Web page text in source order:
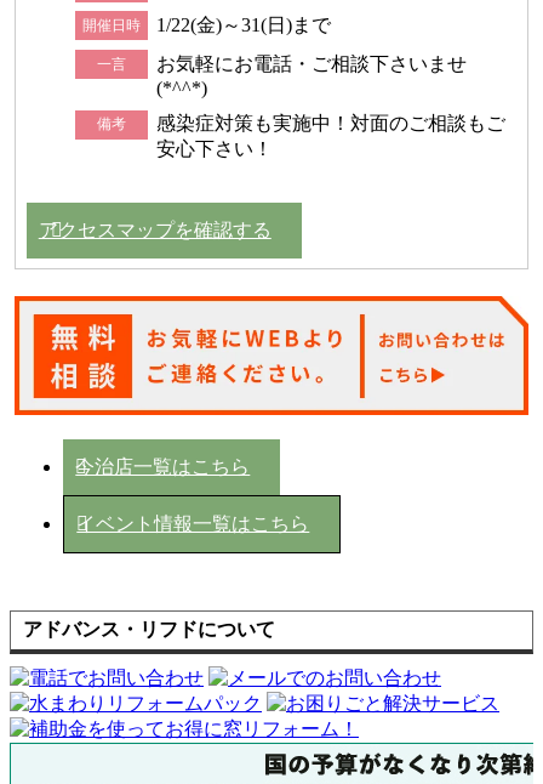
開催日時 1/22(金)～31(日)まで
一言
お気軽にお電話・ご相談下さいませ
(*^^*)
備考
感染症対策も実施中！対面のご相談もご
安心下さい！
アクセスマップを確認する
今治店一覧はこちら
イベント情報一覧はこちら
アドバンス・リフドについて